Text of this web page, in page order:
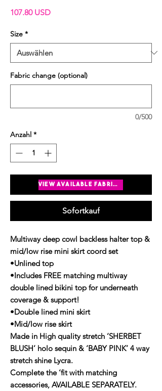
107.80 USDPreis
Size *
Fabric change (optional)
0/500
Anzahl *
In den Warenkorb
Sofortkauf
Multiway deep cowl backless halter top &
mid/low rise mini skirt coord set
•Unlined top
•Includes FREE matching multiway
double lined bikini top for underneath
coverage & support!
•Double lined mini skirt
•Mid/low rise skirt
Made in High quality stretch ‘SHERBET
BLUSH’ holo sequin & ‘BABY PINK’ 4 way
stretch shine Lycra.
Complete the ‘fit with matching
accessories, AVAILABLE SEPARATELY.
view available fabrics